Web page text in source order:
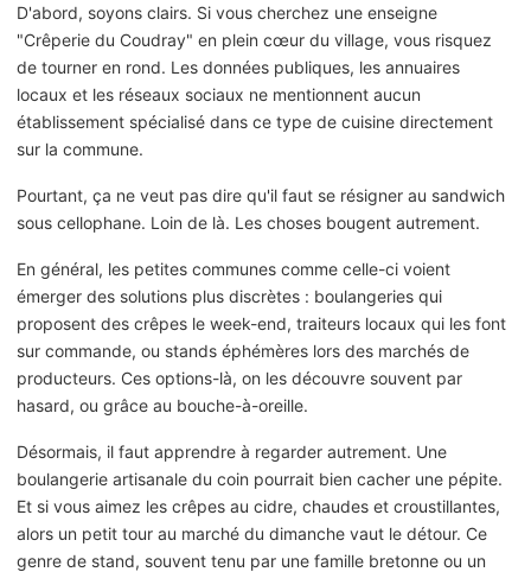
D'abord, soyons clairs. Si vous cherchez une enseigne
"Crêperie du Coudray" en plein cœur du village, vous risquez
de tourner en rond. Les données publiques, les annuaires
locaux et les réseaux sociaux ne mentionnent aucun
établissement spécialisé dans ce type de cuisine directement
sur la commune.
Pourtant, ça ne veut pas dire qu'il faut se résigner au sandwich
sous cellophane. Loin de là. Les choses bougent autrement.
En général, les petites communes comme celle-ci voient
émerger des solutions plus discrètes : boulangeries qui
proposent des crêpes le week-end, traiteurs locaux qui les font
sur commande, ou stands éphémères lors des marchés de
producteurs. Ces options-là, on les découvre souvent par
hasard, ou grâce au bouche-à-oreille.
Désormais, il faut apprendre à regarder autrement. Une
boulangerie artisanale du coin pourrait bien cacher une pépite.
Et si vous aimez les crêpes au cidre, chaudes et croustillantes,
alors un petit tour au marché du dimanche vaut le détour. Ce
genre de stand, souvent tenu par une famille bretonne ou un